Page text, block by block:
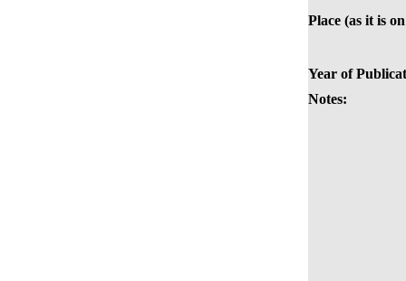
Place (as it is
Year of
Notes: